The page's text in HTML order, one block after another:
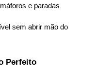
e paradas
sem abrir mão do
Perfeito